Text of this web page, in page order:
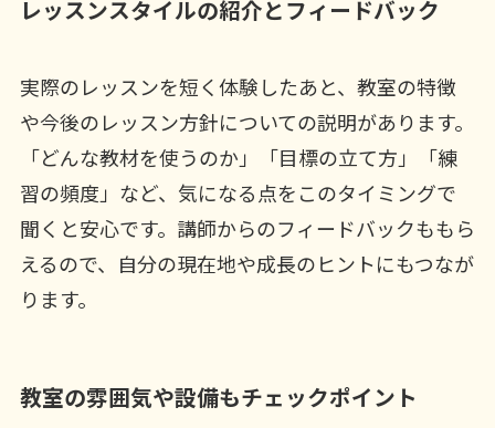
レッスンスタイルの紹介とフィードバック
実際のレッスンを短く体験したあと、教室の特徴
や今後のレッスン方針についての説明があります。
「どんな教材を使うのか」「目標の立て方」「練
習の頻度」など、気になる点をこのタイミングで
聞くと安心です。講師からのフィードバックももら
えるので、自分の現在地や成長のヒントにもつなが
ります。
教室の雰囲気や設備もチェックポイント